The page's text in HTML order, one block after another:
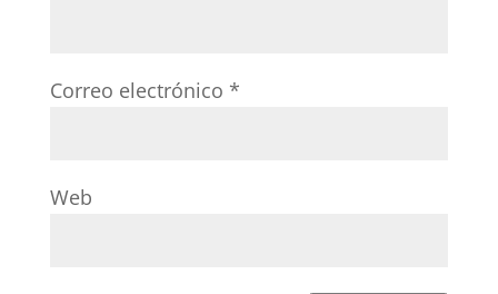
Correo electrónico *
Web